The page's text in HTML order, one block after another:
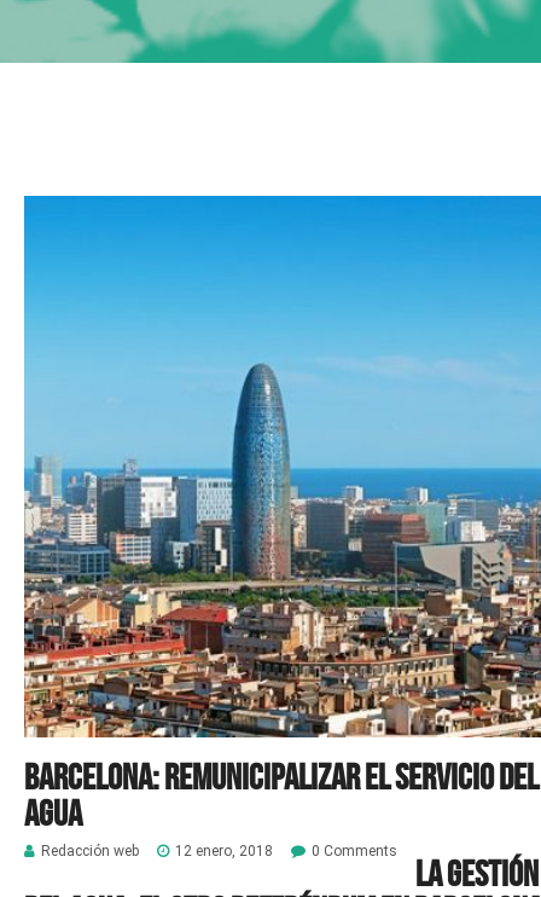
Barcelona: Remunicipalizar el servicio del
agua
Redacción web 12 enero, 2018 0 Comments
La gestión